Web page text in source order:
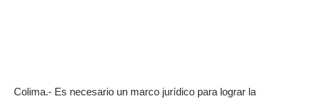
Colima.- Es necesario un marco jurídico para lograr la